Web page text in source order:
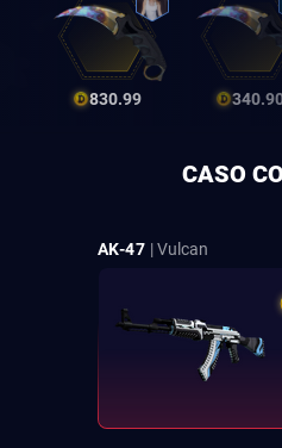
830.99
CASO
AK-47 | Vulcan